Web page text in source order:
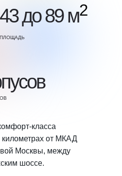
класса
километрах от МКАД
Москвы, между
шоссе.
до 89 м2